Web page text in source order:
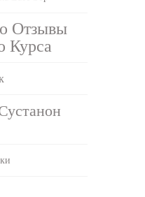
Отзывы
Курса